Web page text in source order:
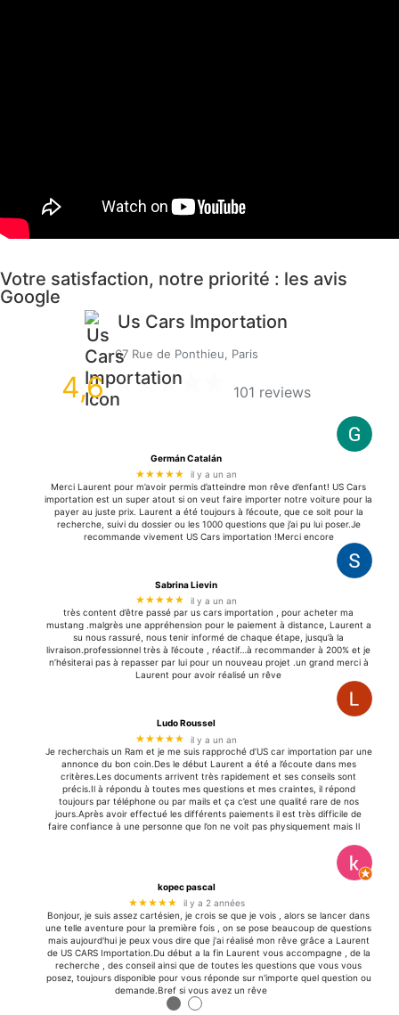
Votre satisfaction, notre priorité : les avis
Google
Us Cars Importation
67 Rue de Ponthieu, Paris
4,6 101 reviews
Germán Catalán
★★★★★
il y a un an
Merci Laurent pour m’avoir permis d’atteindre mon rêve d’enfant! US Cars
importation est un super atout si on veut faire importer notre voiture pour la
payer au juste prix. Laurent a été toujours à l’écoute, que ce soit pour la
recherche, suivi du dossier ou les 1000 questions que j’ai pu lui poser.Je
recommande vivement US Cars importation !Merci encore
Sabrina Lievin
★★★★★
il y a un an
très content d’être passé par us cars importation , pour acheter ma
mustang .malgrès une appréhension pour le paiement à distance, Laurent a
su nous rassuré, nous tenir informé de chaque étape, jusqu’à la
livraison.professionnel très à l’écoute , réactif…à recommander à 200% et je
n’hésiterai pas à repasser par lui pour un nouveau projet .un grand merci à
Laurent pour avoir réalisé un rêve
Ludo Roussel
★★★★★
il y a un an
Je recherchais un Ram et je me suis rapproché d’US car importation par une
annonce du bon coin.Des le début Laurent a été a l’écoute dans mes
critères.Les documents arrivent très rapidement et ses conseils sont
précis.Il à répondu à toutes mes questions et mes craintes, il répond
toujours par téléphone ou par mails et ça c’est une qualité rare de nos
jours.Après avoir effectué les différents paiements il est très difficile de
faire confiance à une personne que l’on ne voit pas physiquement mais Il
kopec pascal
★★★★★
il y a 2 années
Bonjour, je suis assez cartésien, je crois se que je vois , alors se lancer dans
une telle aventure pour la première fois , on se pose beaucoup de questions
mais aujourd'hui je peux vous dire que j'ai réalisé mon rêve grâce a Laurent
de US CARS Importation.Du début a la fin Laurent vous accompagne , de la
recherche , des conseil ainsi que de toutes les questions que vous vous
posez, toujours disponible pour vous réponde sur n'importe quel question ou
demande.Bref si vous avez un rêve
● ●